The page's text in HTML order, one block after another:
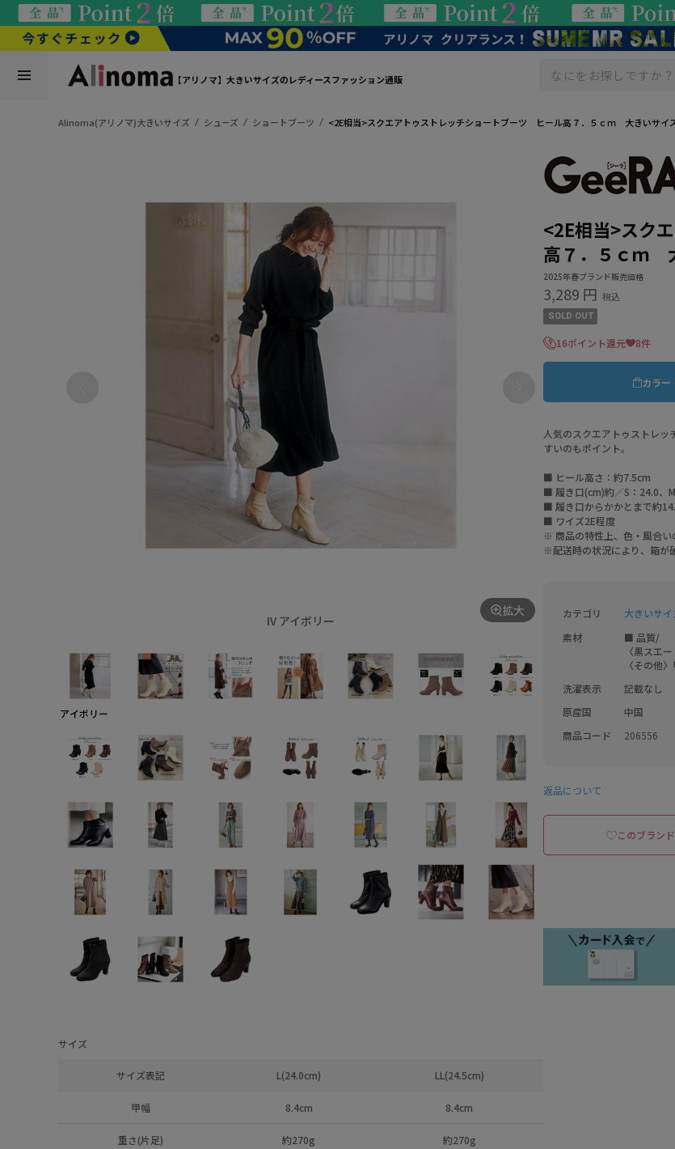
【アリノマ】大きいサイズのレディースファッション通販
Alinoma(アリノマ)大きいサイズ シューズ ショートブーツ <2E相当>スクエアトゥストレッチショートブーツ ヒール高７．５ｃｍ 大きいサイ
IV アイボリー
拡大
アイボリー
サイズ
サイズ表記 L(24.0cm) LL(24.5cm)
甲幅 8.4cm 8.4cm
重さ(片足) 約270g 約270g
<2E相当>スク
高７．５ｃｍ
2025年春ブランド販売価格
3,289 円 税込
SOLD OUT
16ポイント還元 8件
カラー
人気のスクエアトゥストレ
すいのもポイント。
■ ヒール高さ：約7.5cm
■ 履き口(cm)約／S：24.0、
■ 履き口からかかとまで約
■ ワイズ2E程度
※ 商品の特性上、色・風合い
※配送時の状況により、箱が
カテゴリ 大きいサイ
素材
■ 品質/
〈黒スエ
洗濯表示
記載なし
原産国
中国
商品コード
206556
返品について
このブラン